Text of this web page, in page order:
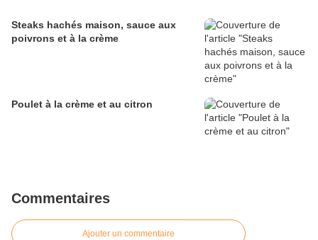
Steaks hachés maison, sauce aux
poivrons et à la crème
Poulet à la crème et au citron
Commentaires
Ajouter un commentaire